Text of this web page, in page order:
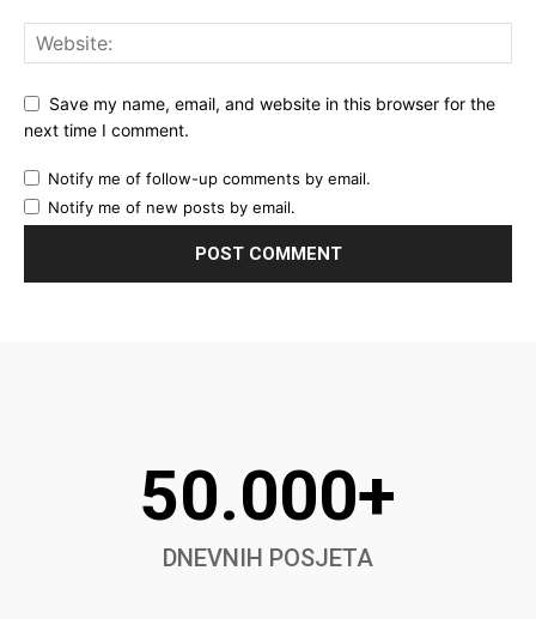
Save my name, email, and website in this browser for the
next time I comment.
Notify me of follow-up comments by email.
Notify me of new posts by email.
50.000+
DNEVNIH POSJETA